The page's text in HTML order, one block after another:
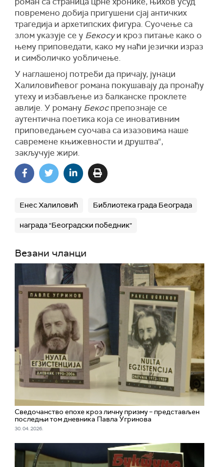
повремено добија пригушени сјај античких
трагедија и архетипских фигура. Суочење са
злом указује се у Бекосуи кроз питање како о
њему приповедати, како му наћи језички израз
и симболичко уобличење.
У наглашеној потреби да причају, јунаци
Халиловићевог романа покушавају да пронађу
утеху и избављење из балканске проклете
авлије. У роману Бекоспрепознаје се
аутентична поетика која се иновативним
приповедањем суочава са изазовима наше
савремене књижевности и друштва“,
закључује жири.
Енес Халиловић Библиотека града Београда
награда "Београдски победник"
Везани чланци
Сведочанство епохе кроз личну призму – представљен
последњи том дневника Павла Угринова
30. 04. 2026.